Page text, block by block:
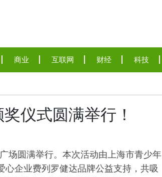
商业 互联网 财经 科技
仪式圆满举行！
场圆满举行。本次活动由上海市青少年
企业费列罗健达品牌公益支持，共吸